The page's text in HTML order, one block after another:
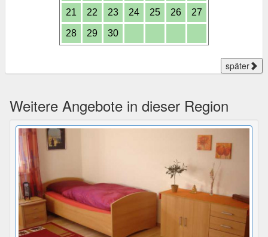
21 22 23 24 25 26 27
28 29 30
später
Weitere Angebote in dieser Region